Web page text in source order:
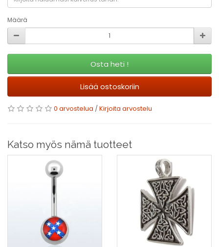
Määrä
Osta heti !
Lisää ostoskoriin
0 arvostelua /Kirjoita arvostelu
Katso myös nämä tuotteet